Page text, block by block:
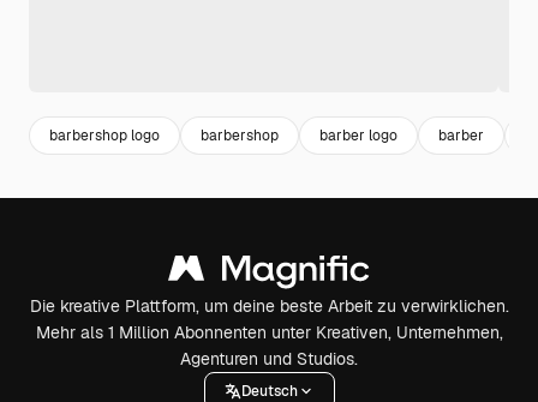
barbershop logo barbershop barber logo barber
Die kreative Plattform, um deine beste Arbeit zu verwirklichen.
Mehr als 1 Million Abonnenten unter Kreativen, Unternehmen,
Agenturen und Studios.
Deutsch